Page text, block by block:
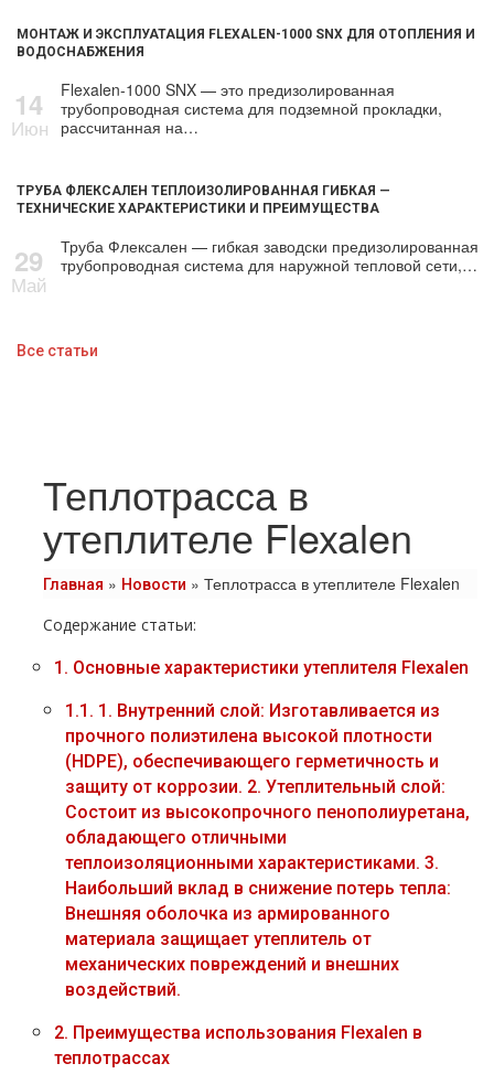
МОНТАЖ И ЭКСПЛУАТАЦИЯ FLEXALEN-1000 SNX ДЛЯ ОТОПЛЕНИЯ И
ВОДОСНАБЖЕНИЯ
14
Июн
Flexalen-1000 SNX — это предизолированная
трубопроводная система для подземной прокладки,
рассчитанная на…
ТРУБА ФЛЕКСАЛЕН ТЕПЛОИЗОЛИРОВАННАЯ ГИБКАЯ —
ТЕХНИЧЕСКИЕ ХАРАКТЕРИСТИКИ И ПРЕИМУЩЕСТВА
29
Май
Труба Флексален — гибкая заводски предизолированная
трубопроводная система для наружной тепловой сети,…
Все статьи
Теплотрасса в
утеплителе Flexalen
Главная » Новости » Теплотрасса в утеплителе Flexalen
Содержание статьи:
1. Основные характеристики утеплителя Flexalen
1.1. 1. Внутренний слой: Изготавливается из
прочного полиэтилена высокой плотности
(HDPE), обеспечивающего герметичность и
защиту от коррозии. 2. Утеплительный слой:
Состоит из высокопрочного пенополиуретана,
обладающего отличными
теплоизоляционными характеристиками. 3.
Наибольший вклад в снижение потерь тепла:
Внешняя оболочка из армированного
материала защищает утеплитель от
механических повреждений и внешних
воздействий.
2. Преимущества использования Flexalen в
теплотрассах